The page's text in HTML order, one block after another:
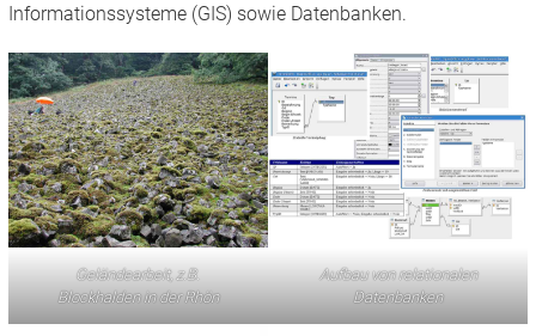
Informationssysteme (GIS) sowie Datenbanken.
Geländearbeit, z.B.
Blockhalden in der Rhön
Aufbau von relationalen
Datenbanken